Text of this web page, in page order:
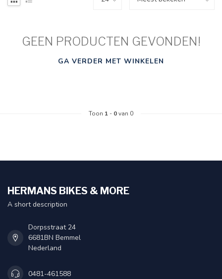
GEEN PRODUCTEN GEVONDEN!
GA VERDER MET WINKELEN
Toon 1 - 0van 0
HERMANS BIKES & MORE
A short description
Dorpsstraat 24
6681BN Bemmel
Nederland
0481-461588